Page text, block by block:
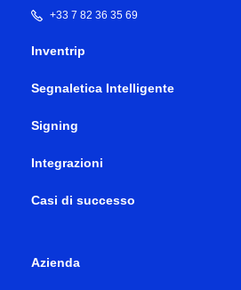
+33 7 82 36 35 69
Inventrip
Segnaletica Intelligente
Signing
Integrazioni
Casi di successo
Azienda